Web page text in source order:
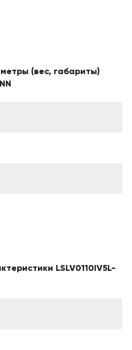
(вес, габариты)
LSLV0110IV5L-